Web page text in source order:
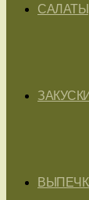
САЛАТЫ
ЗАКУСКИ